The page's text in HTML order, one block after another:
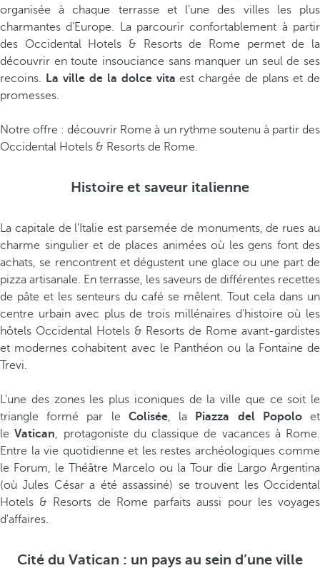
organisée à chaque terrasse et l’une des villes les plus
charmantes d’Europe. La parcourir confortablement à partir
des Occidental Hotels & Resorts de Rome permet de la
découvrir en toute insouciance sans manquer un seul de ses
recoins. La ville de la dolce vitaest chargée de plans et de
promesses.
Notre offre : découvrir Rome à un rythme soutenu à partir des
Occidental Hotels & Resorts de Rome.
Histoire et saveur italienne
La capitale de l’Italie est parsemée de monuments, de rues au
charme singulier et de places animées où les gens font des
achats, se rencontrent et dégustent une glace ou une part de
pizza artisanale. En terrasse, les saveurs de différentes recettes
de pâte et les senteurs du café se mêlent. Tout cela dans un
centre urbain avec plus de trois millénaires d'histoire où les
hôtels Occidental Hotels & Resorts de Rome avant-gardistes
et modernes cohabitent avec le Panthéon ou la Fontaine de
Trevi.
L'une des zones les plus iconiques de la ville que ce soit le
triangle formé par le Colisée, la Piazza del Popoloet
leVatican, protagoniste du classique de vacances à Rome.
Entre la vie quotidienne et les restes archéologiques comme
le Forum, le Théâtre Marcelo ou la Tour die Largo Argentina
(où Jules César a été assassiné) se trouvent les Occidental
Hotels & Resorts de Rome parfaits aussi pour les voyages
d'affaires.
Cité du Vatican : un pays au sein d’une ville